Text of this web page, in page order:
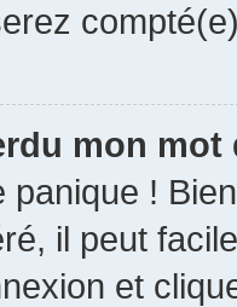
mon mot
panique !
il peut
et